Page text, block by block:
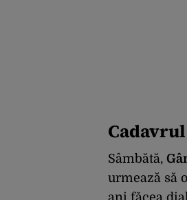
Sâmbătă,
urmează să
ani făcea